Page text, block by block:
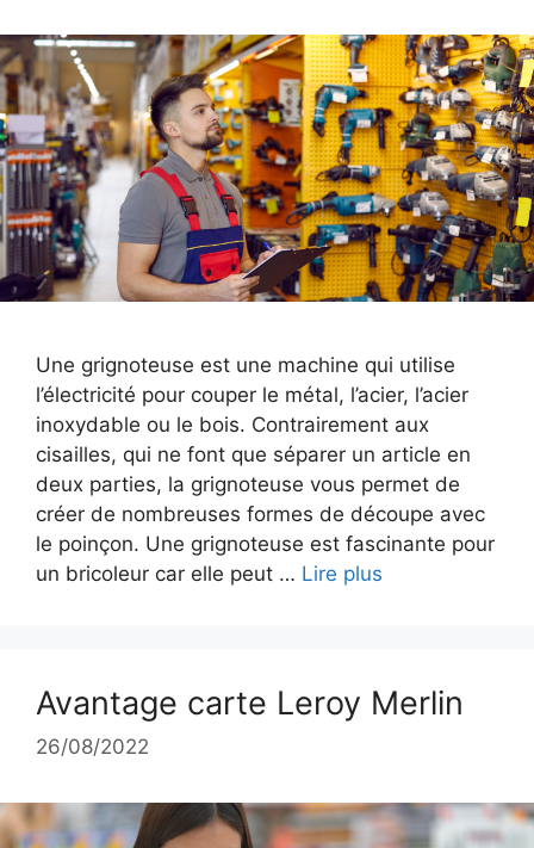
Une grignoteuse est une machine qui utilise
l’électricité pour couper le métal, l’acier, l’acier
inoxydable ou le bois. Contrairement aux
cisailles, qui ne font que séparer un article en
deux parties, la grignoteuse vous permet de
créer de nombreuses formes de découpe avec
le poinçon. Une grignoteuse est fascinante pour
un bricoleur car elle peut … Lire plus
Avantage carte Leroy Merlin
26/08/2022